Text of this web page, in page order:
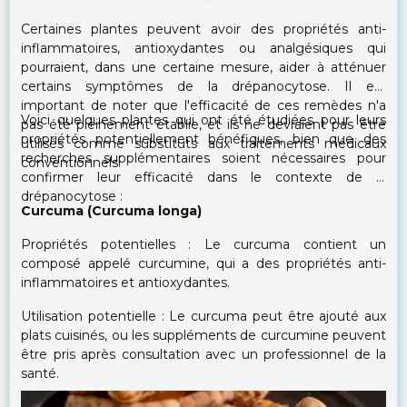
Certaines plantes peuvent avoir des propriétés anti-
inflammatoires, antioxydantes ou analgésiques qui
pourraient, dans une certaine mesure, aider à atténuer
certains symptômes de la drépanocytose. Il est
important de noter que l'efficacité de ces remèdes n'a
pas été pleinement établie, et ils ne devraient pas être
utilisés comme substituts aux traitements médicaux
conventionnels.
Voici quelques plantes qui ont été étudiées pour leurs
propriétés potentiellement bénéfiques, bien que des
recherches supplémentaires soient nécessaires pour
confirmer leur efficacité dans le contexte de la
drépanocytose :
Curcuma (Curcuma longa)
Propriétés potentielles : Le curcuma contient un
composé appelé curcumine, qui a des propriétés anti-
inflammatoires et antioxydantes.
Utilisation potentielle : Le curcuma peut être ajouté aux
plats cuisinés, ou les suppléments de curcumine peuvent
être pris après consultation avec un professionnel de la
santé.